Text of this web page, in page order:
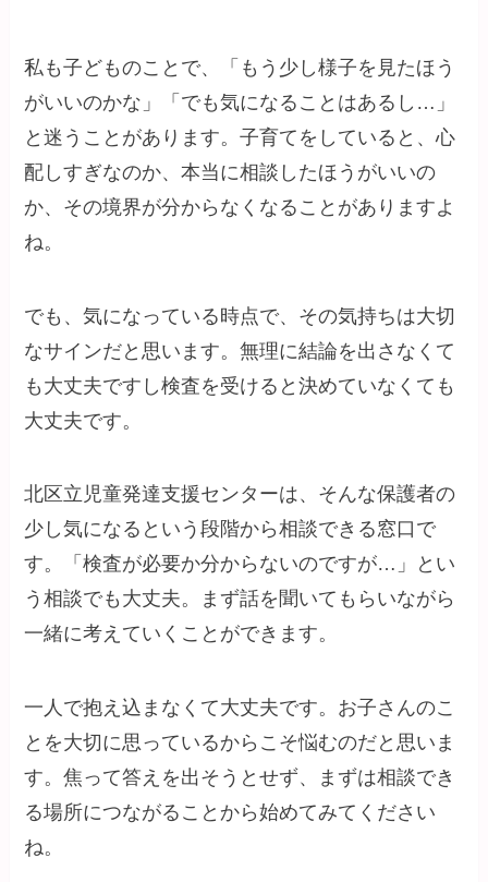
私も子どものことで、「もう少し様子を見たほう
がいいのかな」「でも気になることはあるし…」
と迷うことがあります。子育てをしていると、心
配しすぎなのか、本当に相談したほうがいいの
か、その境界が分からなくなることがありますよ
ね。
でも、気になっている時点で、その気持ちは大切
なサインだと思います。無理に結論を出さなくて
も大丈夫ですし検査を受けると決めていなくても
大丈夫です。
北区立児童発達支援センターは、そんな保護者の
少し気になるという段階から相談できる窓口で
す。「検査が必要か分からないのですが…」とい
う相談でも大丈夫。まず話を聞いてもらいながら
一緒に考えていくことができます。
一人で抱え込まなくて大丈夫です。お子さんのこ
とを大切に思っているからこそ悩むのだと思いま
す。焦って答えを出そうとせず、まずは相談でき
る場所につながることから始めてみてください
ね。